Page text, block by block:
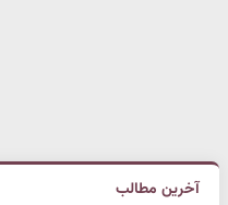
آخرین مطالب